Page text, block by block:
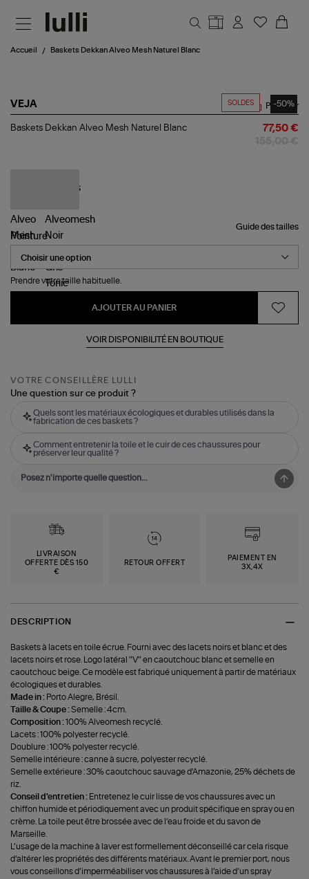
Accueil Baskets Dekkan Alveo Mesh Naturel Blanc
SOLDES -50%
VEJA
Baskets
Partager
Baskets Dekkan Alveo Mesh Naturel Blanc 77,50 €
Guide des tailles
Pointure
Prendre votre taille habituelle.
AJOUTER AU PANIER
VOIR DISPONIBILITÉ EN BOUTIQUE
VOTRE CONSEILLÈRE LULLI
Une question sur ce produit ?
Quels sont les matériaux écologiques et durables utilisés dans la
fabrication de ces baskets ?
Comment entretenir la toile et le cuir de ces chaussures pour
préserver leur qualité ?
LIVRAISON
OFFERTE DÈS 150
€
RETOUR OFFERT
PAIEMENT EN
3X,4X
DESCRIPTION
Baskets à lacets en toile écrue. Fourni avec des lacets noirs et blanc et des
lacets noirs et rose. Logo latéral "V" en caoutchouc blanc et semelle en
caoutchouc beige. Ce modèle est fabriqué uniquement à partir de matériaux
écologiques et durables.
Made in : Porto Alegre, Brésil.
Taille & Coupe :Semelle : 4cm.
Composition :100% Alveomesh recyclé.
Lacets : 100% polyester recyclé.
Doublure : 100% polyester recyclé.
Semelle intérieure : canne à sucre, polyester recyclé.
Semelle extérieure : 30% caoutchouc sauvage d'Amazonie, 25% déchets de
riz.
Conseil d'entretien : Entretenez le cuir lisse de vos chaussures avec un
chiffon humide et périodiquement avec un produit spécifique en spray ou en
crème. La toile peut être brossée avec de l’eau froide et du savon de
Marseille.
L’usage de la machine à laver est formellement déconseillé car cela risque
d’altérer les propriétés des différents matériaux. Avant le premier port, nous
vous conseillons d’imperméabiliser vos chaussures à l’aide d’un spray